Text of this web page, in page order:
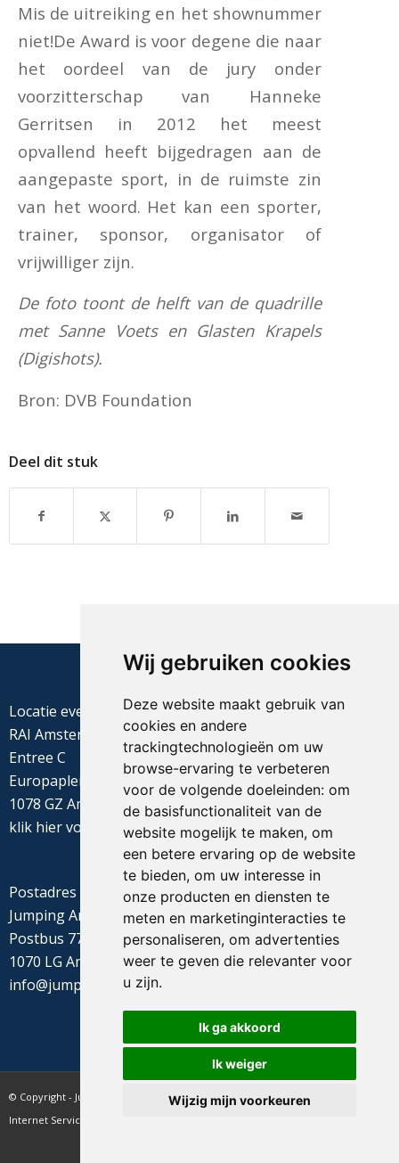
Wij gebruiken cookies
Deze website maakt gebruik van
cookies en andere
trackingtechnologieën om uw
browse-ervaring te verbeteren
voor de volgende doeleinden: om
de basisfunctionaliteit van de
website mogelijk te maken, om
een betere ervaring op de website
te bieden, om uw interesse in
onze producten en diensten te
meten en marketinginteracties te
personaliseren, om advertenties
weer te geven die relevanter voor
u zijn.
Ik ga akkoord
Ik weiger
Wijzig mijn voorkeuren
Mis de uitreiking en het shownummer
niet!De Award is voor degene die naar
het oordeel van de jury onder
voorzitterschap van Hanneke
Gerritsen in 2012 het meest
opvallend heeft bijgedragen aan de
aangepaste sport, in de ruimste zin
van het woord. Het kan een sporter,
trainer, sponsor, organisator of
vrijwilliger zijn.
De foto toont de helft van de quadrille
met Sanne Voets en Glasten Krapels
(Digishots).
Bron: DVB Foundation
Deel dit stuk
Locatie evenement
RAI Amsterdam
Entree C
Europaplein 22
1078 GZ Amsterdam
klik hiervoor de routebeschrijving
Postadres
Jumping Amsterdam
Postbus 77655
1070 LG Amsterdam
info@jumpingamsterdam.nl
© Copyright - Jumping Amsterdam - website realisatie CyberNed
Internet Services